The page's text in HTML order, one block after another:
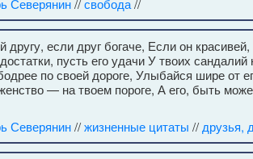
Северянин//свобода//
другу, если друг богаче, Если он
пусть его удачи У твоих
по своей дороге, Улыбайся шире от
— на твоем пороге, А его, быть
Северянин//жизненные цитаты // друзья,